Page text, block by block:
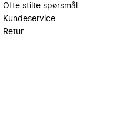
Ofte stilte spørsmål
Kundeservice
Retur